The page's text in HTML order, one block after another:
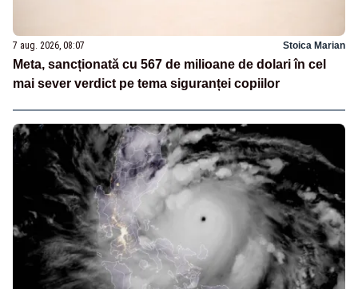
7 aug. 2026, 08:07 Stoica Marian
Meta, sancționată cu 567 de milioane de dolari în cel
mai sever verdict pe tema siguranței copiilor